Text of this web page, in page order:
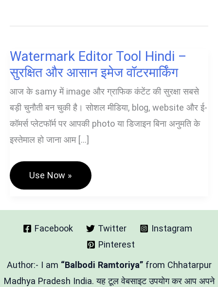
Watermark Editor Tool Hindi –
सुरक्षित और आसान इमेज वॉटरमार्किंग
आज के samy में image और ग्राफिक कंटेंट की सुरक्षा सबसे
बड़ी चुनौती बन चुकी है। सोशल मीडिया, blog, website और ई-
कॉमर्स प्लेटफॉर्म पर आपकी photo या डिजाइन बिना अनुमति के
इस्तेमाल हो जाना आम […]
Watermark
Tool
–
और
आसान
Use Now »
Facebook Twitter
Instagram
Pinterest
Author:- I am “Balbodi Ramtoriya” from Chhatarpur
Madhya Pradesh India. यह टूल वेबसाइट उपयोग कर आप अपने